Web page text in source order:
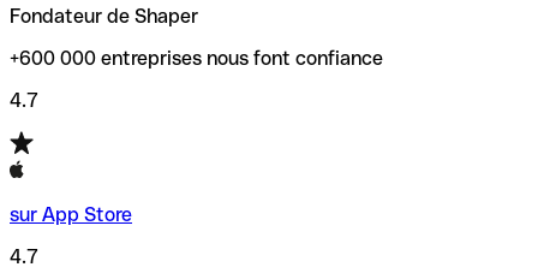
Fondateur de Shaper
+600 000 entreprises nous font confiance
4.7
sur App Store
4.7